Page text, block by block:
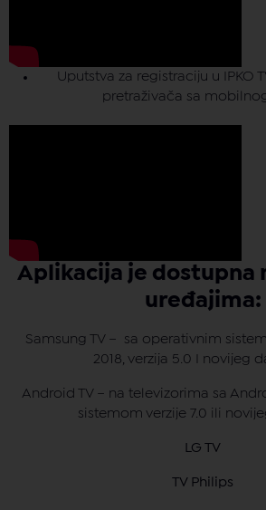
Uputstva za registraciju u IPKO
pretraživača sa
Aplikacija je dostupna
uređajima:
Samsung TV – sa operativnim
2018, verzija 5.0 I novijeg
Android TV – na televizorima sa
sistemom verzije 7.0 ili
LG TV
TV Philips